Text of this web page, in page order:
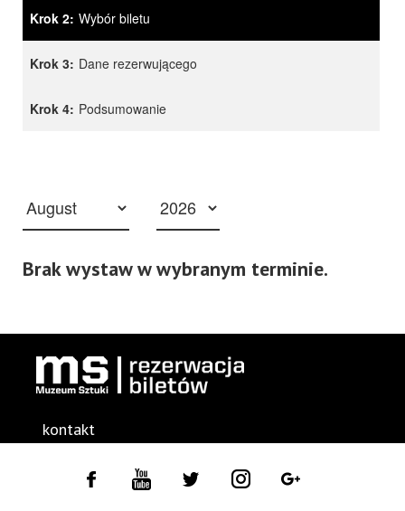
Krok 2: Wybór biletu
Krok 3: Dane rezerwującego
Krok 4: Podsumowanie
Brak wystaw w wybranym terminie.
kontakt